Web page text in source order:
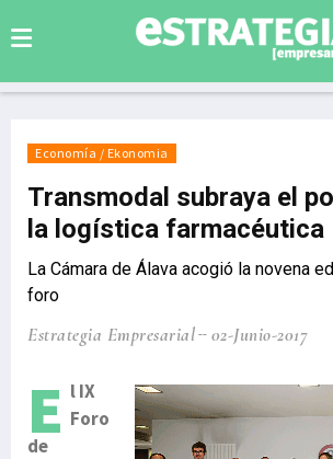
Economía / Ekonomia
Transmodal subraya el
la logística farmacéutica
La Cámara de Álava acogió la novena
foro
Estrategia Empresarial 02-Junio-2017
E l IX
Foro
de